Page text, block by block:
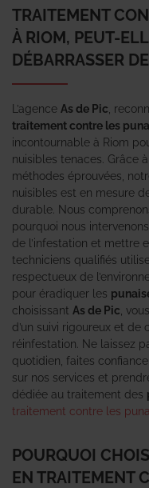
TRAITEMENT
À RIOM, PEUT-
DÉBARRASSER
L’agence As de Pic ,
traitement contre les
incontournable à Riom
nuisibles tenaces. Grâce
méthodes éprouvées,
nuisibles est en mesure
durable. Nous
pourquoi nous
de l’infestation et mettre
techniciens qualifiés
respectueux de
pour éradiquer les
choisissant As de Pic ,
d’un suivi rigoureux et
réinfestation. Ne laissez
quotidien, faites
sur nos services et
dédiée au traitement des
traitement contre les
POURQUOI
EN TRAITEMENT